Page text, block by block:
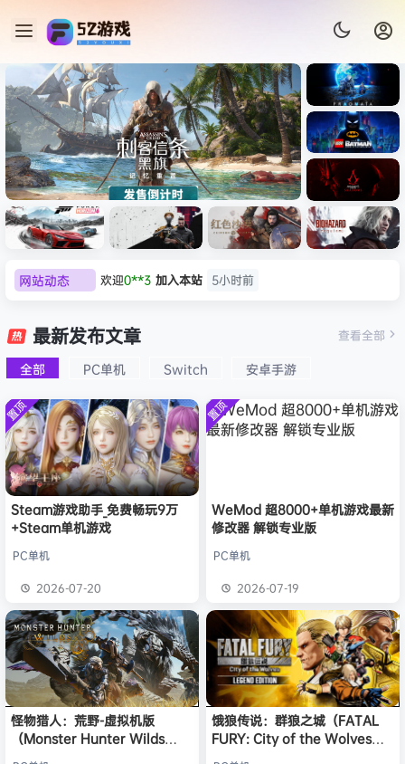
虚拟机版/Assassin’s Creed
HYPERVISOR》免安装中文
版
《识质存
在/PRAG
MATA》
免安装中
文版
《乐高蝙
蝠侠：黑
暗骑士之
Dark
Creed
拟机
速：地平
线
6（Forza
Horizon
6）免安装
中文版
心/Atomi
c
Heart》
文版
n Desert
HYPERVI
SOR）免
安装中文
版
9：安魂
Requiem
）免安装
中文版
网站动态 欢迎c***s 加入本站
7小时前
欢迎 j***j
欢迎1******4
l***g
签到获取 28 点积分 8月5日
欢迎w******g 加入本站 8月4日
欢迎Z******U 加入本站 8月4日
欢迎k******2 加入本站
欢迎C****i 加入本站
欢迎Q*H 加入本站
4小时前
欢迎
加入本站 4小时前
点积分
5小时前
最新发布文章
全部 PC单机 Switch 安卓手游
查看全部
置顶
Steam游戏助手_免费畅玩9万
+Steam单机游戏
PC单机
2026-07-20
置顶
WeMod 超8000+单机游戏最新
修改器 解锁专业版
PC单机
2026-07-19
怪物猎人：荒野-虚拟机版
（Monster Hunter Wilds
饿狼传说：群狼之城（FATAL
FURY: City of the Wolves）